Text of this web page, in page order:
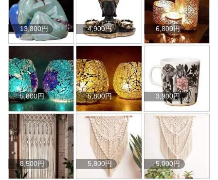
13,800円 4,900円 6,800円
5,800円 5,800円 3,900円
8,500円 5,800円 5,000円